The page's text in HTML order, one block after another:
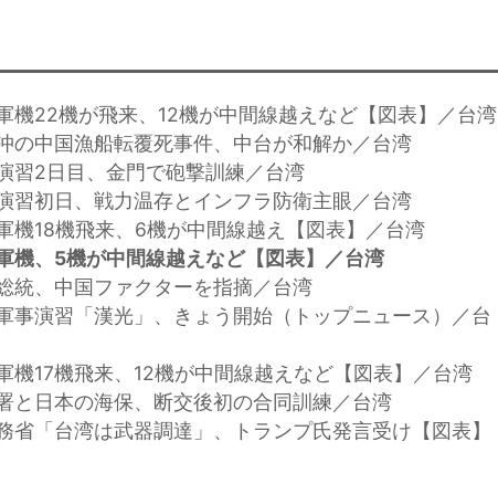
機22機が飛来、12機が中間線越えなど【図表】／台湾
の中国漁船転覆死事件、中台が和解か／台湾
習2日目、金門で砲撃訓練／台湾
習初日、戦力温存とインフラ防衛主眼／台湾
機18機飛来、6機が中間線越え【図表】／台湾
機、5機が中間線越えなど【図表】／台湾
統、中国ファクターを指摘／台湾
事演習「漢光」、きょう開始（トップニュース）／台
機17機飛来、12機が中間線越えなど【図表】／台湾
と日本の海保、断交後初の合同訓練／台湾
省「台湾は武器調達」、トランプ氏発言受け【図表】